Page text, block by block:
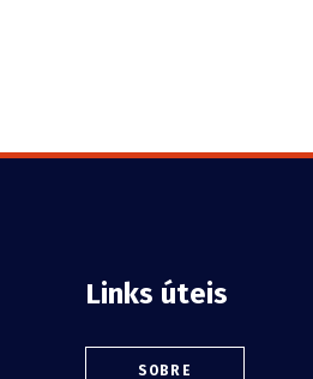
Links úteis
SOBRE